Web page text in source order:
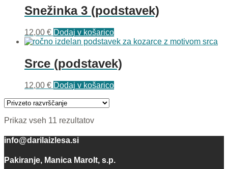
Snežinka 3 (podstavek)
12,00 € Dodaj v košarico
Srce (podstavek)
12,00 € Dodaj v košarico
Prikaz vseh 11 rezultatov
info@darilaizlesa.si
Pakiranje, Manica Marolt, s.p.